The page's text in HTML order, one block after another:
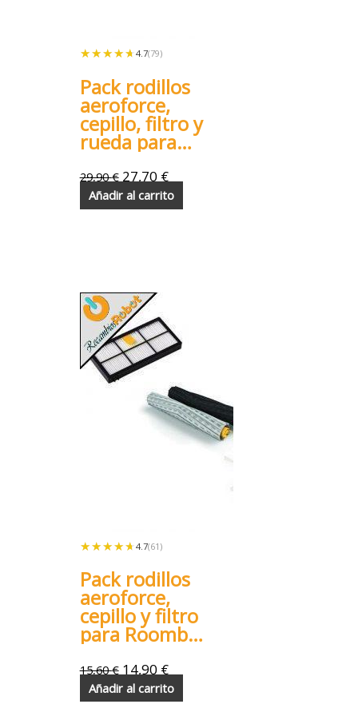
★★★★★
★★★★★ 4.7(79)
Pack rodillos
aeroforce,
cepillo, filtro y
rueda para
Roomba 800
900
29,90€ 27,70 €
Añadir al carrito
★★★★★
★★★★★ 4.7(61)
Pack rodillos
aeroforce,
cepillo y filtro
para Roomba
15,60€ 14,90 €
Añadir al carrito